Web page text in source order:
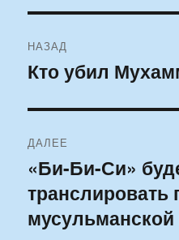
по
НАЗАД
Предыдущая
Кто убил
ДАЛЕЕ
Следующая
запись:
«Би-Би-Си»
транслировать